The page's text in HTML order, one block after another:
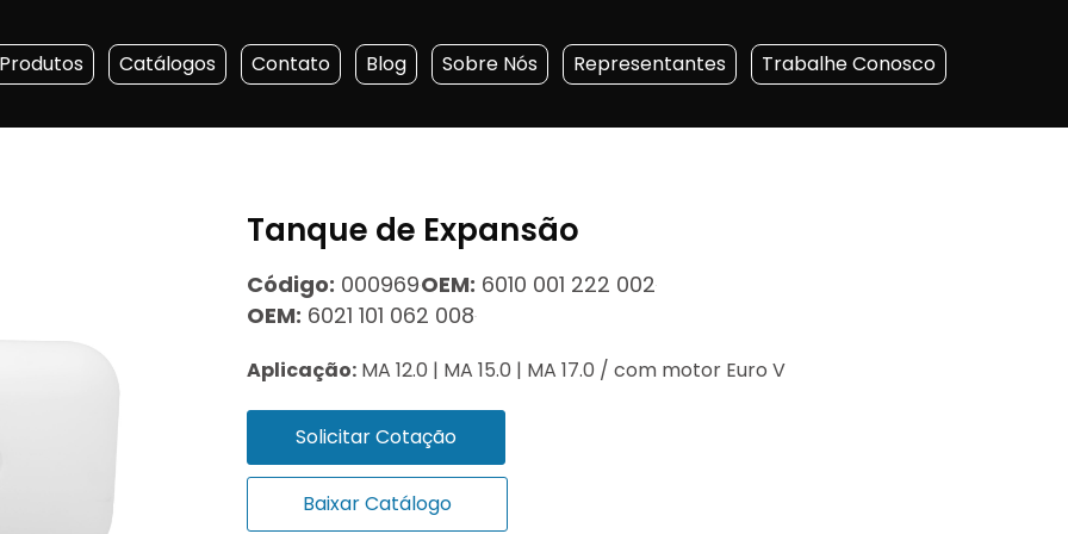
Produtos Catálogos Contato Blog Sobre Nós Representantes Trabalhe Conosco
Tanque de Expansão
Código: 000969OEM: 6010 001 222 002
OEM: 6021 101 062 008
Aplicação: MA 12.0 | MA 15.0 | MA 17.0 / com motor Euro V
Solicitar Cotação
Baixar Catálogo